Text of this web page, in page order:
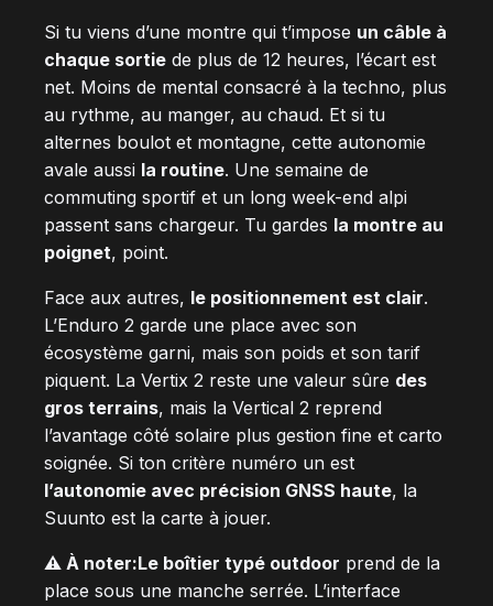
Si tu viens d’une montre qui t’impose un câble à
chaque sortie de plus de 12 heures, l’écart est
net. Moins de mental consacré à la techno, plus
au rythme, au manger, au chaud. Et si tu
alternes boulot et montagne, cette autonomie
avale aussi la routine. Une semaine de
commuting sportif et un long week-end alpi
passent sans chargeur. Tu gardes la montre au
poignet, point.
Face aux autres, le positionnement est clair.
L’Enduro 2 garde une place avec son
écosystème garni, mais son poids et son tarif
piquent. La Vertix 2 reste une valeur sûre des
gros terrains, mais la Vertical 2 reprend
l’avantage côté solaire plus gestion fine et carto
soignée. Si ton critère numéro un est
l’autonomie avec précision GNSS haute, la
Suunto est la carte à jouer.
⚠️ À noter:Le boîtier typé outdoor prend de la
place sous une manche serrée. L’interface